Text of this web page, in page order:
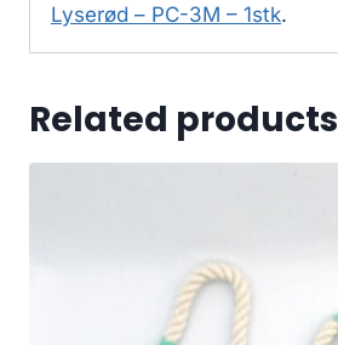
Lyserød – PC-3M – 1stk.
Related products